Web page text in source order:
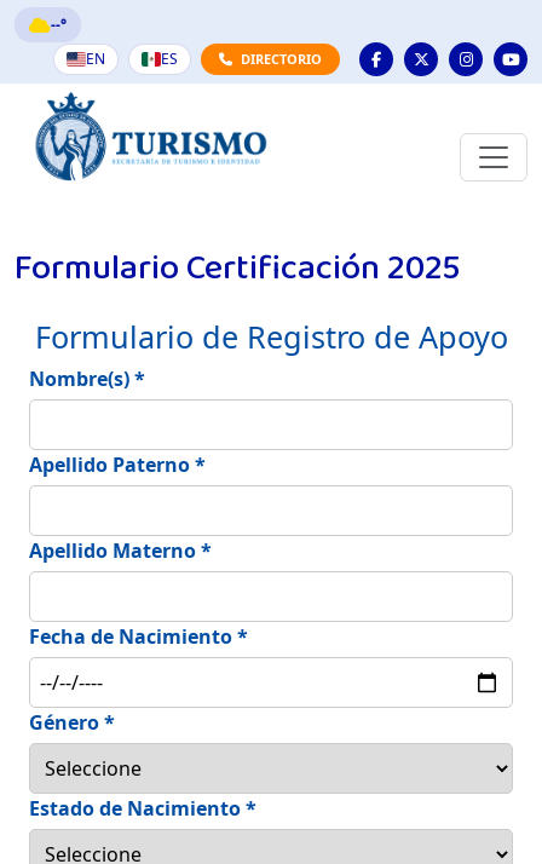
--°
EN
ES DIRECTORIO
Formulario Certificación 2025
Formulario de Registro de Apoyo
Nombre(s) *
Apellido Paterno *
Apellido Materno *
Fecha de Nacimiento *
Género *
Estado de Nacimiento *